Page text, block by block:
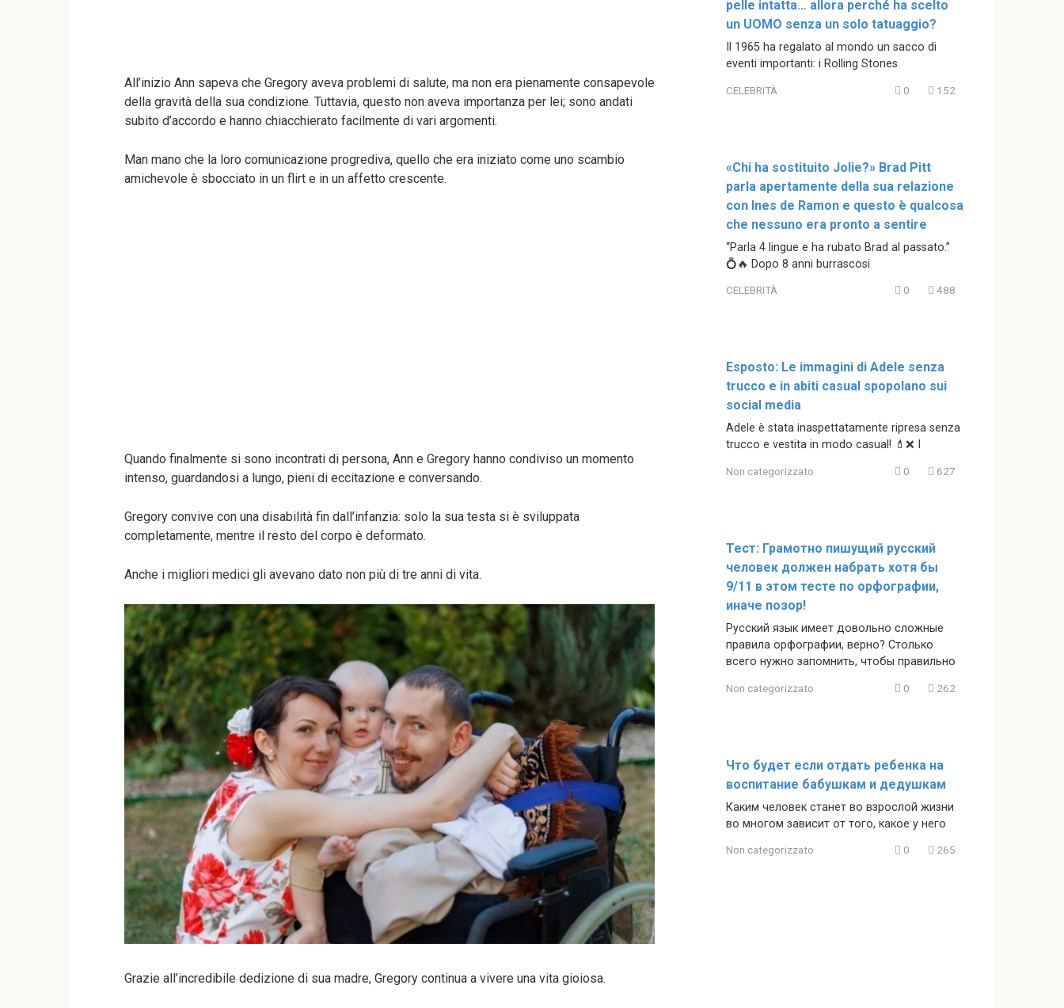
All’inizio Ann sapeva che Gregory aveva problemi di salute, ma non era pienamente consapevole
della gravità della sua condizione. Tuttavia, questo non aveva importanza per lei; sono andati
subito d’accordo e hanno chiacchierato facilmente di vari argomenti.
Man mano che la loro comunicazione progrediva, quello che era iniziato come uno scambio
amichevole è sbocciato in un flirt e in un affetto crescente.
Quando finalmente si sono incontrati di persona, Ann e Gregory hanno condiviso un momento
intenso, guardandosi a lungo, pieni di eccitazione e conversando.
Gregory convive con una disabilità fin dall’infanzia: solo la sua testa si è sviluppata
completamente, mentre il resto del corpo è deformato.
Anche i migliori medici gli avevano dato non più di tre anni di vita.
Grazie all’incredibile dedizione di sua madre, Gregory continua a vivere una vita gioiosa.
pelle intatta… allora perché ha scelto
un UOMO senza un solo tatuaggio?
Il 1965 ha regalato al mondo un sacco di
eventi importanti: i Rolling Stones
CELEBRITÀ 0 152
«Chi ha sostituito Jolie?» Brad Pitt
parla apertamente della sua relazione
con Ines de Ramon e questo è qualcosa
che nessuno era pronto a sentire
“Parla 4 lingue e ha rubato Brad al passato.”
💍🔥 Dopo 8 anni burrascosi
CELEBRITÀ 0 488
Esposto: Le immagini di Adele senza
trucco e in abiti casual spopolano sui
social media
Adele è stata inaspettatamente ripresa senza
trucco e vestita in modo casual! 💄❌ I
Non categorizzato 0 627
Тест: Грамотно пишущий русский
человек должен набрать хотя бы
9/11 в этом тесте по орфографии,
иначе позор!
Русский язык имеет довольно сложные
правила орфографии, верно? Столько
всего нужно запомнить, чтобы правильно
Non categorizzato 0 262
Что будет если отдать ребенка на
воспитание бабушкам и дедушкам
Каким человек станет во взрослой жизни
во многом зависит от того, какое у него
Non categorizzato 0 265